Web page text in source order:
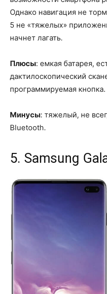
Однако навигация не
5 не «тяжелых»
начнет лагать.
Плюсы: емкая батарея,
дактилоскопический
программируемая кнопка.
Минусы: тяжелый, не
Bluetooth.
5. Samsung